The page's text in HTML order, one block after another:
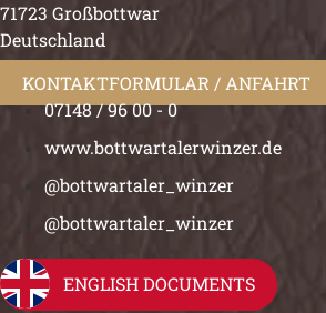
71723 Großbottwar
Deutschland
KONTAKTFORMULAR / ANFAHRT
07148 / 96 00 - 0
www.bottwartalerwinzer.de
@bottwartaler_winzer
@bottwartaler_winzer
ENGLISH DOCUMENTS